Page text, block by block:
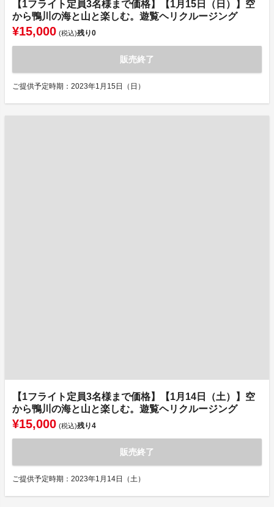
【1フライト定員3名様まで価格】【1月15日（日）】空
から鴨川の海と山と楽しむ。遊覧ヘリクルージング
¥15,000 (税込)残り0
販売終了
ご提供予定時期：2023年1月15日（日）
【1フライト定員3名様まで価格】【1月14日（土）】空
から鴨川の海と山と楽しむ。遊覧ヘリクルージング
¥15,000 (税込)残り4
販売終了
ご提供予定時期：2023年1月14日（土）